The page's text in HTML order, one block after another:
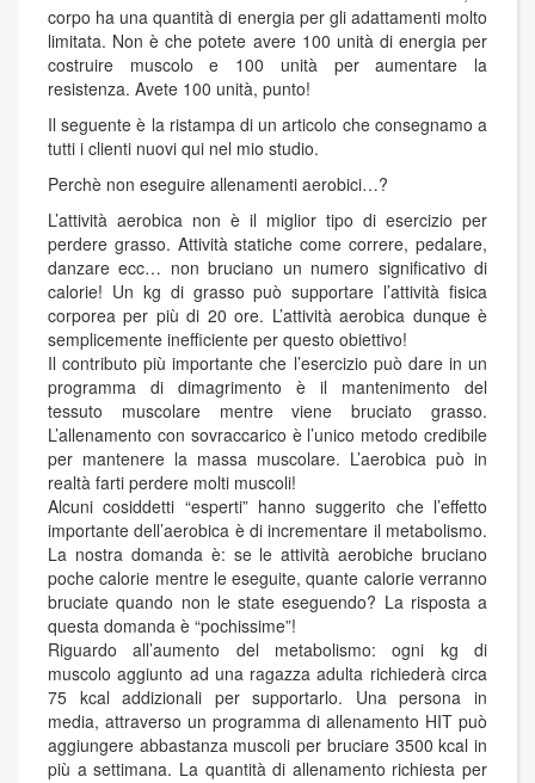
corpo ha una quantità di energia per gli adattamenti molto
limitata. Non è che potete avere 100 unità di energia per
costruire muscolo e 100 unità per aumentare la
resistenza. Avete 100 unità, punto!
Il seguente è la ristampa di un articolo che consegnamo a
tutti i clienti nuovi qui nel mio studio.
Perchè non eseguire allenamenti aerobici…?
L’attività aerobica non è il miglior tipo di esercizio per
perdere grasso. Attività statiche come correre, pedalare,
danzare ecc… non bruciano un numero significativo di
calorie! Un kg di grasso può supportare l’attività fisica
corporea per più di 20 ore. L’attività aerobica dunque è
semplicemente inefficiente per questo obiettivo!
Il contributo più importante che l’esercizio può dare in un
programma di dimagrimento è il mantenimento del
tessuto muscolare mentre viene bruciato grasso.
L’allenamento con sovraccarico è l’unico metodo credibile
per mantenere la massa muscolare. L’aerobica può in
realtà farti perdere molti muscoli!
Alcuni cosiddetti “esperti” hanno suggerito che l’effetto
importante dell’aerobica è di incrementare il metabolismo.
La nostra domanda è: se le attività aerobiche bruciano
poche calorie mentre le eseguite, quante calorie verranno
bruciate quando non le state eseguendo? La risposta a
questa domanda è “pochissime”!
Riguardo all’aumento del metabolismo: ogni kg di
muscolo aggiunto ad una ragazza adulta richiederà circa
75 kcal addizionali per supportarlo. Una persona in
media, attraverso un programma di allenamento HIT può
aggiungere abbastanza muscoli per bruciare 3500 kcal in
più a settimana. La quantità di allenamento richiesta per